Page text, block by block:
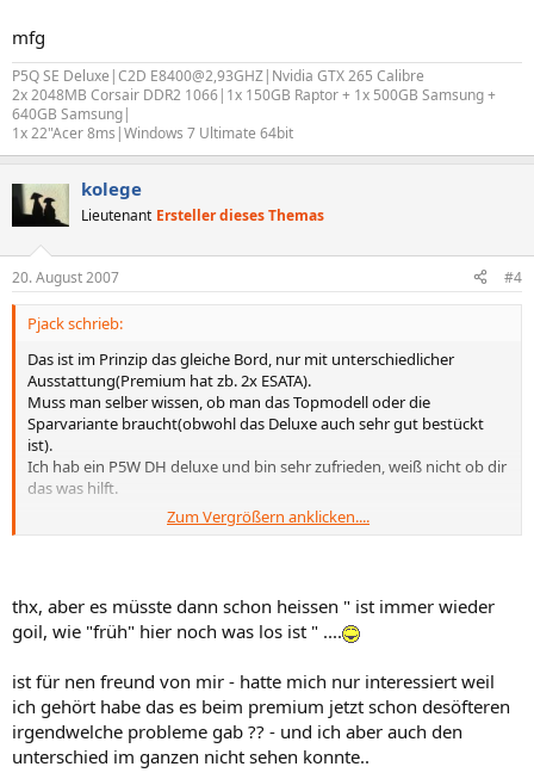
mfg
P5Q SE Deluxe|C2D E8400@2,93GHZ|Nvidia GTX 265 Calibre
2x 2048MB Corsair DDR2 1066|1x 150GB Raptor + 1x 500GB Samsung +
640GB Samsung|
1x 22"Acer 8ms|Windows 7 Ultimate 64bit
kolege
Lieutenant Ersteller dieses Themas
20. August 2007 #4
Pjack schrieb:
Das ist im Prinzip das gleiche Bord, nur mit unterschiedlicher
Ausstattung(Premium hat zb. 2x ESATA).
Muss man selber wissen, ob man das Topmodell oder die
Sparvariante braucht(obwohl das Deluxe auch sehr gut bestückt
ist).
Ich hab ein P5W DH deluxe und bin sehr zufrieden, weiß nicht ob dir
das was hilft.
Ist immer wieder goil, wie spät hier noch was loss is...
Zum Vergrößern anklicken....
thx, aber es müsste dann schon heissen " ist immer wieder
goil, wie "früh" hier noch was los ist " ....
ist für nen freund von mir - hatte mich nur interessiert weil
ich gehört habe das es beim premium jetzt schon desöfteren
irgendwelche probleme gab ?? - und ich aber auch den
unterschied im ganzen nicht sehen konnte..